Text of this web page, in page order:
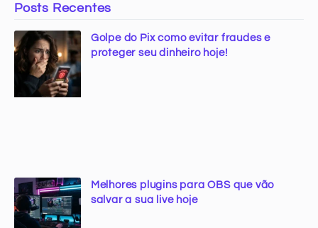
Posts Recentes
Golpe do Pix como evitar fraudes e
proteger seu dinheiro hoje!
Melhores plugins para OBS que vão
salvar a sua live hoje